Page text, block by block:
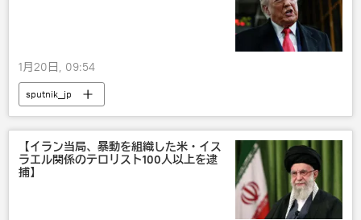
1月20日, 09:54
sputnik_jp
【イラン当局、暴動を組織した米・イス
ラエル関係のテロリスト100人以上を逮
捕】